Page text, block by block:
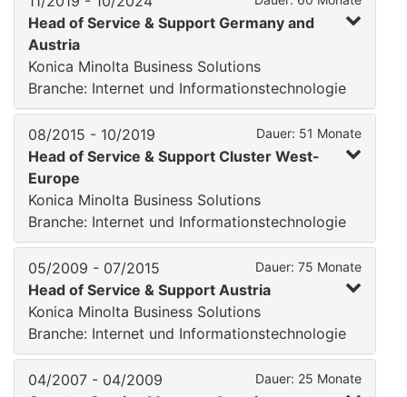
Head of Service & Support Germany and
Austria
Konica Minolta Business Solutions
Branche: Internet und Informationstechnologie
08/2015 - 10/2019 Dauer: 51 Monate
Head of Service & Support Cluster West-
Europe
Konica Minolta Business Solutions
Branche: Internet und Informationstechnologie
05/2009 - 07/2015 Dauer: 75 Monate
Head of Service & Support Austria
Konica Minolta Business Solutions
Branche: Internet und Informationstechnologie
04/2007 - 04/2009 Dauer: 25 Monate